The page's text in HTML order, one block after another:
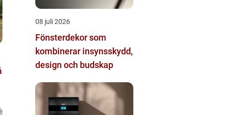
08 juli 2026
Fönsterdekor som
kombinerar insynsskydd,
design och budskap